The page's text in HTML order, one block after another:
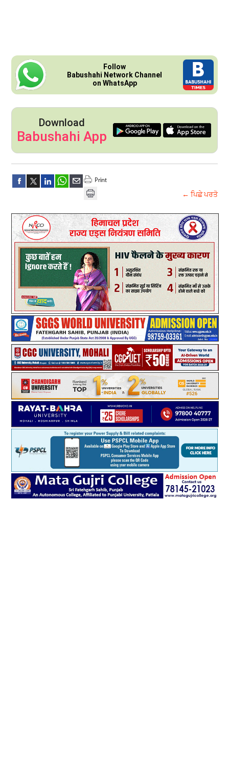
Follow
Babushahi Network Channel
on WhatsApp
Download
Babushahi App
← ਪਿਛੇ ਪਰਤੋ